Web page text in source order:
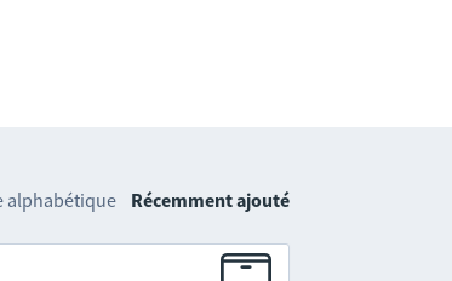
alphabétique Récemment ajouté